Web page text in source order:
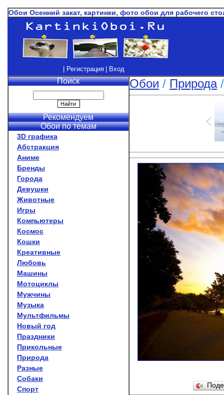
Обои Осенний закат, картинки, фото обои для рабочего
| Регистрация | Вход
Поиск
Рекомендуем
Обои по темам
3D графика
Абстракция
Аниме
Бренды
Города
Девушки
Животные
Игры
Компьютеры
Космос
Кошки
Креативные
Любовь
Машины
Мотоциклы
Мужчины
Музыка
Мультфильмы
Новый год
Праздники
Прикольные
Природа
Разные
Собаки
Спорт
Обои / Природа